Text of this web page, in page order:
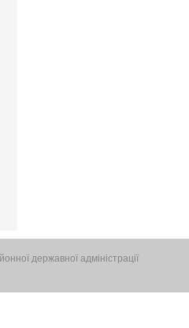
державної адміністрації